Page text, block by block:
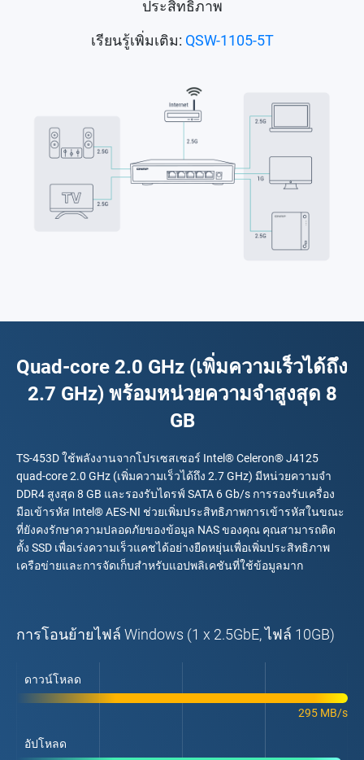
ประสิทธิภาพ
เรียนรู้เพิ่มเติม: QSW-1105-5T
Quad-core 2.0 GHz (เพิ่มความเร็วได้ถึง
2.7 GHz) พร้อมหน่วยความจำสูงสุด 8
GB
TS-453D ใช้พลังงานจากโปรเซสเซอร์ Intel® Celeron® J4125
quad-core 2.0 GHz (เพิ่มความเร็วได้ถึง 2.7 GHz) มีหน่วยความจำ
DDR4 สูงสุด 8 GB และรองรับไดรฟ์ SATA 6 Gb/s การรองรับเครื่อง
มือเข้ารหัส Intel® AES-NI ช่วยเพิ่มประสิทธิภาพการเข้ารหัสในขณะ
ที่ยังคงรักษาความปลอดภัยของข้อมูล NAS ของคุณ คุณสามารถติด
ตั้ง SSD เพื่อเร่งความเร็วแคชได้อย่างยืดหยุ่นเพื่อเพิ่มประสิทธิภาพ
เครือข่ายและการจัดเก็บสำหรับแอปพลิเคชันที่ใช้ข้อมูลมาก
การโอนย้ายไฟล์ Windows (1 x 2.5GbE, ไฟล์ 10GB)
ดาวน์โหลด
295 MB/s
อัปโหลด